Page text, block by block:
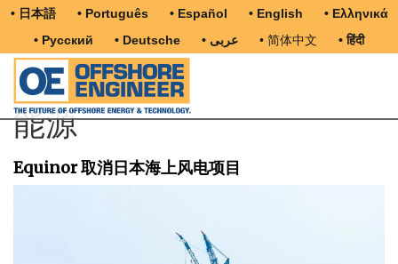
• 日本語 • Português • Español • English
• Ελληνικά
• Русский
• Deutsche • عربى • 简体中文 • हिंदी
能源
Equinor 取消日本海上风电项目